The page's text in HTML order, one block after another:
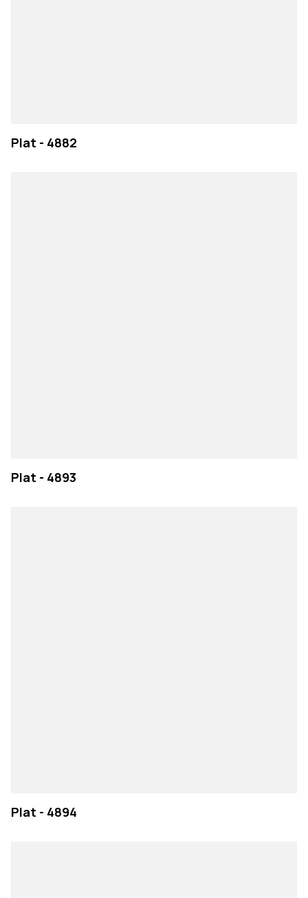
Plat - 4882
Plat - 4893
Plat - 4894